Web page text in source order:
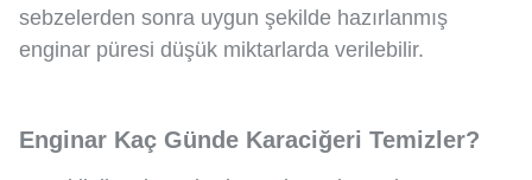
sebzelerden sonra uygun şekilde hazırlanmış
enginar püresi düşük miktarlarda verilebilir.
Enginar Kaç Günde Karaciğeri Temizler?